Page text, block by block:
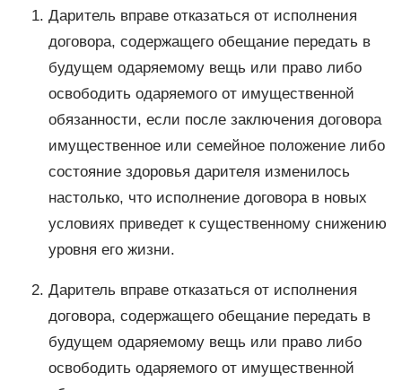
Даритель вправе отказаться от исполнения
договора, содержащего обещание передать в
будущем одаряемому вещь или право либо
освободить одаряемого от имущественной
обязанности, если после заключения договора
имущественное или семейное положение либо
состояние здоровья дарителя изменилось
настолько, что исполнение договора в новых
условиях приведет к существенному снижению
уровня его жизни.
Даритель вправе отказаться от исполнения
договора, содержащего обещание передать в
будущем одаряемому вещь или право либо
освободить одаряемого от имущественной